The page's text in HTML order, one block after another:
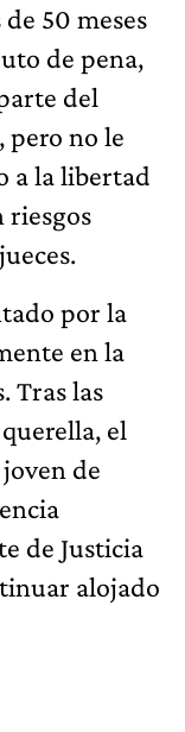
50 meses
de pena,
del
pero no le
a la libertad
riesgos
por la
en la
Tras las
el
de
de Justicia
alojado